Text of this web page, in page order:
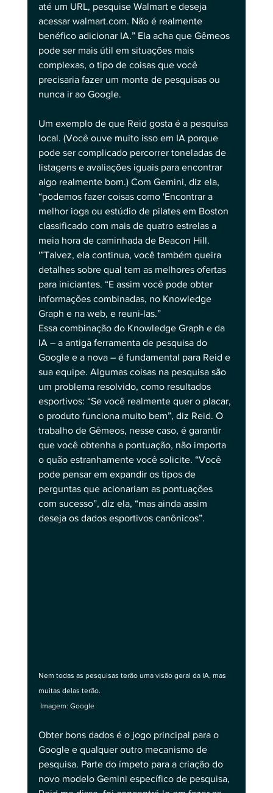
até um URL, pesquise Walmart e deseja
acessar walmart.com. Não é realmente
benéfico adicionar IA.” Ela acha que Gêmeos
pode ser mais útil em situações mais
complexas, o tipo de coisas que você
precisaria fazer um monte de pesquisas ou
nunca ir ao Google.
Um exemplo de que Reid gosta é a pesquisa
local. (Você ouve muito isso em IA porque
pode ser complicado percorrer toneladas de
listagens e avaliações iguais para encontrar
algo realmente bom.) Com Gemini, diz ela,
“podemos fazer coisas como 'Encontrar a
melhor ioga ou estúdio de pilates em Boston
classificado com mais de quatro estrelas a
meia hora de caminhada de Beacon Hill.
'”Talvez, ela continua, você também queira
detalhes sobre qual tem as melhores ofertas
para iniciantes. “E assim você pode obter
informações combinadas, no Knowledge
Graph e na web, e reuni-las.”
Essa combinação do Knowledge Graph e da
IA ​​– a antiga ferramenta de pesquisa do
Google e a nova – é fundamental para Reid e
sua equipe. Algumas coisas na pesquisa são
um problema resolvido, como resultados
esportivos: “Se você realmente quer o placar,
o produto funciona muito bem”, diz Reid. O
trabalho de Gêmeos, nesse caso, é garantir
que você obtenha a pontuação, não importa
o quão estranhamente você solicite. “Você
pode pensar em expandir os tipos de
perguntas que acionariam as pontuações
com sucesso”, diz ela, “mas ainda assim
deseja os dados esportivos canônicos”.
Nem todas as pesquisas terão uma visão geral da IA, mas
muitas delas terão.
Imagem: Google
Obter bons dados é o jogo principal para o
Google e qualquer outro mecanismo de
pesquisa. Parte do ímpeto para a criação do
novo modelo Gemini específico de pesquisa,